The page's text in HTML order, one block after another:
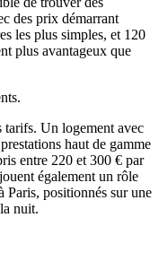
des prix démarrant
les plus simples, et 120
plus avantageux que
tarifs. Un logement avec
haut de gamme
entre 220 et 300 € par
également un rôle
Paris, positionnés sur une
nuit.